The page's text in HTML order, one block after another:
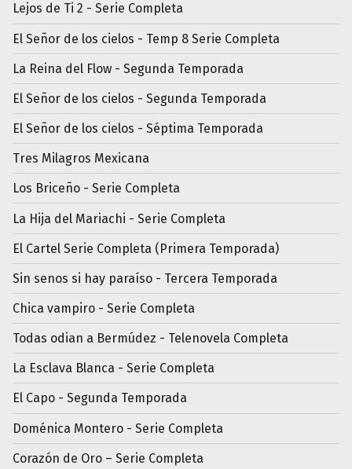
Lejos de Ti 2 - Serie Completa
El Señor de los cielos - Temp 8 Serie Completa
La Reina del Flow - Segunda Temporada
El Señor de los cielos - Segunda Temporada
El Señor de los cielos - Séptima Temporada
Tres Milagros Mexicana
Los Briceño - Serie Completa
La Hija del Mariachi - Serie Completa
El Cartel Serie Completa (Primera Temporada)
Sin senos si hay paraíso - Tercera Temporada
Chica vampiro - Serie Completa
Todas odian a Bermúdez - Telenovela Completa
La Esclava Blanca - Serie Completa
El Capo - Segunda Temporada
Doménica Montero - Serie Completa
Corazón de Oro – Serie Completa